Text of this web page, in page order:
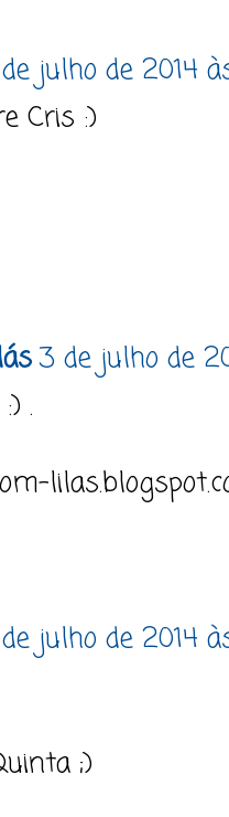
julho de 2014
Cris :)
3 de julho de
.
julho de 2014
;)